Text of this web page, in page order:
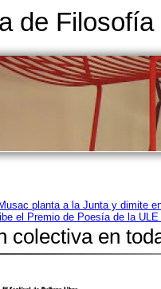
de
planta a la Junta y dimite
el Premio de Poesía de la ULE
colectiva en